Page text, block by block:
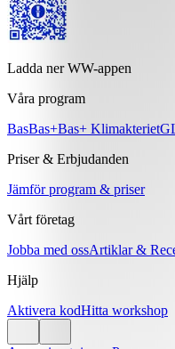
Ladda ner WW-appen
Våra program
BasBas+Bas+ Klimakteriet
Priser & Erbjudanden
Jämför program & priser
Vårt företag
Jobba med ossArtiklar &
Hjälp
Aktivera kodHitta workshop